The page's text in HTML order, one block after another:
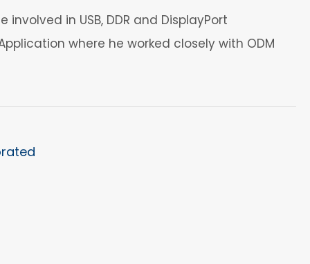
in USB, DDR and DisplayPort
where he worked closely with ODM